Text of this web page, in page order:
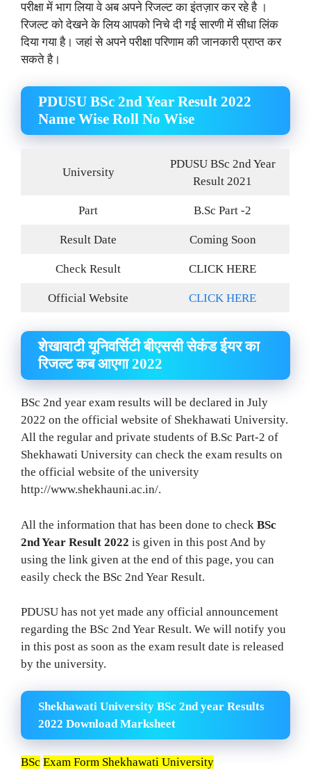
परीक्षा में भाग लिया वे अब अपने रिजल्ट का इंतज़ार कर रहे है ।
रिजल्ट को देखने के लिय आपको निचे दी गई सारणी में सीधा लिंक
दिया गया है। जहां से अपने परीक्षा परिणाम की जानकारी प्राप्त कर
सकते है।
PDUSU BSc 2nd Year Result 2022
Name Wise Roll No Wise
University
PDUSU BSc 2nd Year
Result 2021
Part B.Sc Part -2
Result Date Coming Soon
Check Result CLICK HERE
Official Website CLICK HERE
शेखावाटी यूनिवर्सिटी बीएससी सेकंड ईयर का
रिजल्ट कब आएगा 2022
BSc 2nd year exam results will be declared in July
2022 on the official website of Shekhawati University.
All the regular and private students of B.Sc Part-2 of
Shekhawati University can check the exam results on
the official website of the university
http://www.shekhauni.ac.in/.
All the information that has been done to check BSc
2nd Year Result 2022 is given in this post And by
using the link given at the end of this page, you can
easily check the BSc 2nd Year Result.
PDUSU has not yet made any official announcement
regarding the BSc 2nd Year Result. We will notify you
in this post as soon as the exam result date is released
by the university.
Shekhawati University BSc 2nd year Results
2022 Download Marksheet
BSc Exam Form Shekhawati University